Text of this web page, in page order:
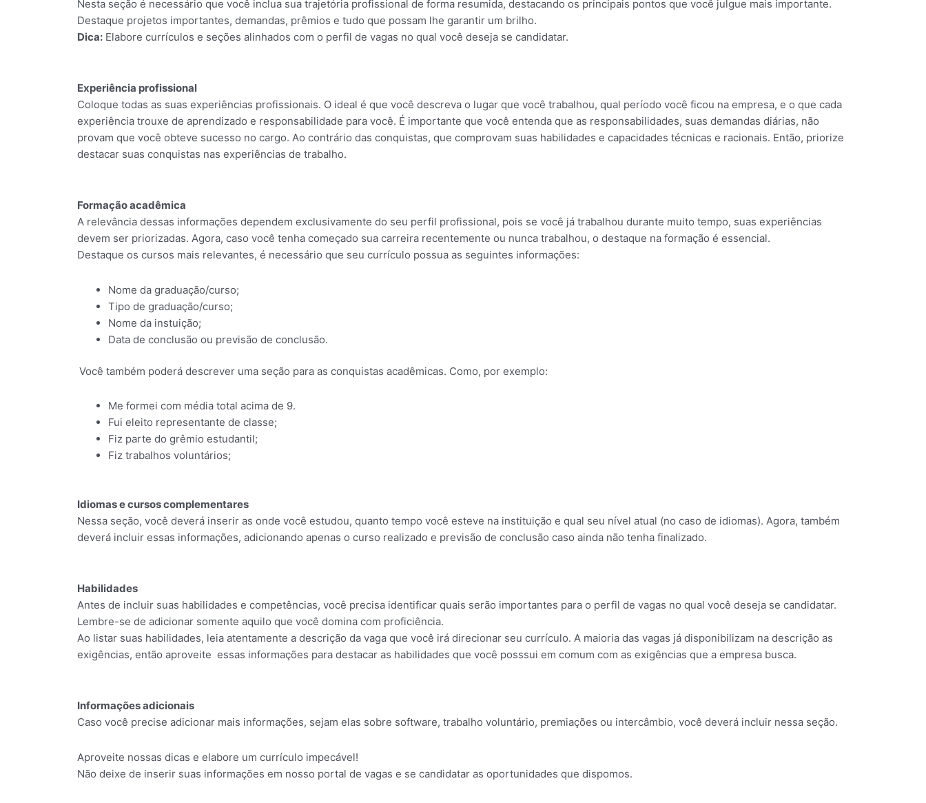
Nesta seção é necessário que você inclua sua trajetória profissional de forma resumida, destacando os principais pontos que você julgue mais importante.
Destaque projetos importantes, demandas, prêmios e tudo que possam lhe garantir um brilho.
Dica: Elabore currículos e seções alinhados com o perfil de vagas no qual você deseja se candidatar.
Experiência profissional
Coloque todas as suas experiências profissionais. O ideal é que você descreva o lugar que você trabalhou, qual período você ficou na empresa, e o que cada
experiência trouxe de aprendizado e responsabilidade para você. É importante que você entenda que as responsabilidades, suas demandas diárias, não
provam que você obteve sucesso no cargo. Ao contrário das conquistas, que comprovam suas habilidades e capacidades técnicas e racionais. Então, priorize
destacar suas conquistas nas experiências de trabalho.
Formação acadêmica
A relevância dessas informações dependem exclusivamente do seu perfil profissional, pois se você já trabalhou durante muito tempo, suas experiências
devem ser priorizadas. Agora, caso você tenha começado sua carreira recentemente ou nunca trabalhou, o destaque na formação é essencial.
Destaque os cursos mais relevantes, é necessário que seu currículo possua as seguintes informações:
Nome da graduação/curso;
Tipo de graduação/curso;
Nome da instuição;
Data de conclusão ou previsão de conclusão.
Você também poderá descrever uma seção para as conquistas acadêmicas. Como, por exemplo:
Me formei com média total acima de 9.
Fui eleito representante de classe;
Fiz parte do grêmio estudantil;
Fiz trabalhos voluntários;
Idiomas e cursos complementares
Nessa seção, você deverá inserir as onde você estudou, quanto tempo você esteve na instituição e qual seu nível atual (no caso de idiomas). Agora, também
deverá incluir essas informações, adicionando apenas o curso realizado e previsão de conclusão caso ainda não tenha finalizado.
Habilidades
Antes de incluir suas habilidades e competências, você precisa identificar quais serão importantes para o perfil de vagas no qual você deseja se candidatar.
Lembre-se de adicionar somente aquilo que você domina com proficiência.
Ao listar suas habilidades, leia atentamente a descrição da vaga que você irá direcionar seu currículo. A maioria das vagas já disponibilizam na descrição as
exigências, então aproveite essas informações para destacar as habilidades que você posssui em comum com as exigências que a empresa busca.
Informações adicionais
Caso você precise adicionar mais informações, sejam elas sobre software, trabalho voluntário, premiações ou intercâmbio, você deverá incluir nessa seção.
Aproveite nossas dicas e elabore um currículo impecável!
Não deixe de inserir suas informações em nosso portal de vagas e se candidatar as oportunidades que dispomos.